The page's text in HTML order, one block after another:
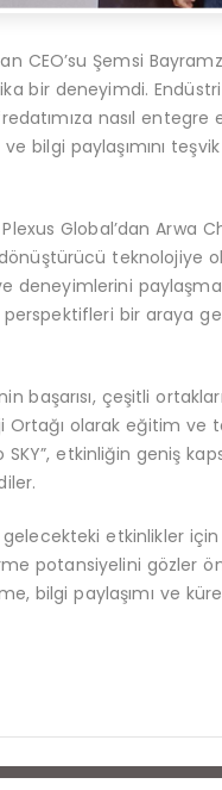
CEO’su Şemsi
bir deneyimdi.
nasıl entegre
bilgi paylaşımını
Global’dan Arwa
teknolojiye
deneyimlerini
perspektifleri bir araya
başarısı, çeşitli
Ortağı olarak eğitim ve
etkinliğin geniş
gelecekteki etkinlikler
potansiyelini gözler
bilgi paylaşımı ve